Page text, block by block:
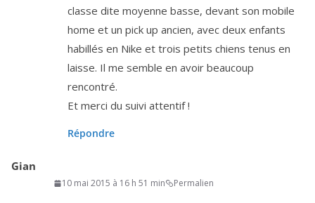
classe dite moyenne basse, devant son mobile
home et un pick up ancien, avec deux enfants
habillés en Nike et trois petits chiens tenus en
laisse. Il me semble en avoir beau­coup
rencontré.
Et mer­ci du sui­vi attentif !
Répondre
Gian
10 mai 2015 à 16 h 51 min Permalien